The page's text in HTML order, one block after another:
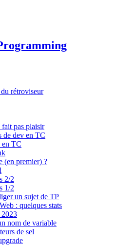
rétroviseur
pas plaisir
de dev en TC
en TC
(en premier) ?
2/2
1/2
un sujet de TP
: quelques stats
2023
nom de variable
de sel